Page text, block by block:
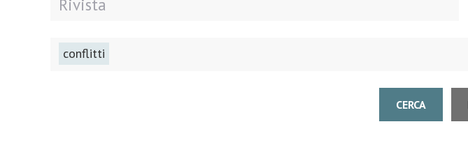
conflitti
CERCA